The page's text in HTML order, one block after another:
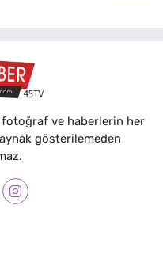
fotoğraf ve haberlerin her
gösterilemeden